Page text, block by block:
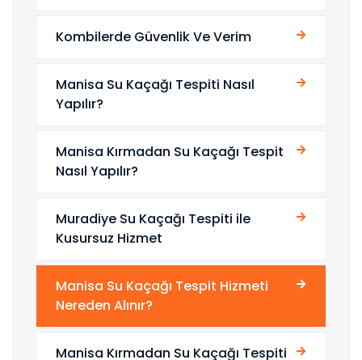
Kombilerde Güvenlik Ve Verim
Manisa Su Kaçağı Tespiti Nasıl
Yapılır?
Manisa Kırmadan Su Kaçağı Tespit
Nasıl Yapılır?
Muradiye Su Kaçağı Tespiti ile
Kusursuz Hizmet
Manisa Su Kaçağı Tespit Hizmeti
Nereden Alınır?
Manisa Kırmadan Su Kaçağı Tespiti